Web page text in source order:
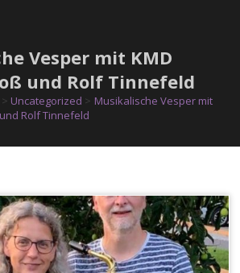
Vesper mit KMD
und Rolf Tinnefeld
> Uncategorized > Musikalische Vesper mit
Rolf Tinnefeld